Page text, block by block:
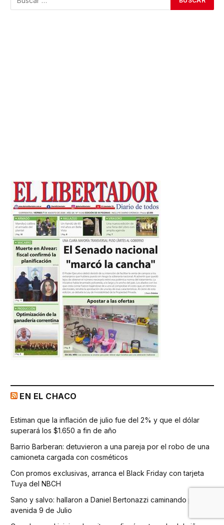
EN EL CHACO
Estiman que la inflación de julio fue del 2% y que el dólar
superará los $1.650 a fin de año
Barrio Barberan: detuvieron a una pareja por el robo de una
camioneta cargada con cosméticos
Con promos exclusivas, arranca el Black Friday con tarjeta
Tuya del NBCH
Sano y salvo: hallaron a Daniel Bertonazzi caminando por la
avenida 9 de Julio